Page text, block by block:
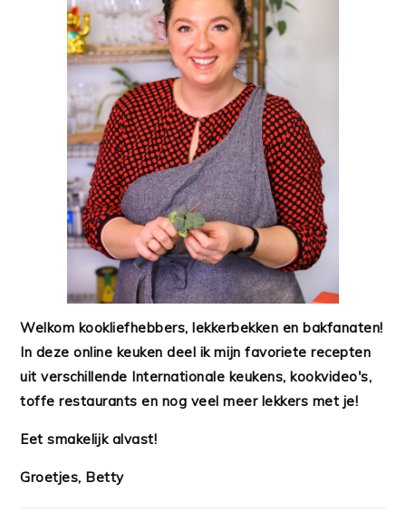
Welkom kookliefhebbers, lekkerbekken en bakfanaten!
In deze online keuken deel ik mijn favoriete recepten
uit verschillende Internationale keukens, kookvideo's,
toffe restaurants en nog veel meer lekkers met je!
Eet smakelijk alvast!
Groetjes, Betty